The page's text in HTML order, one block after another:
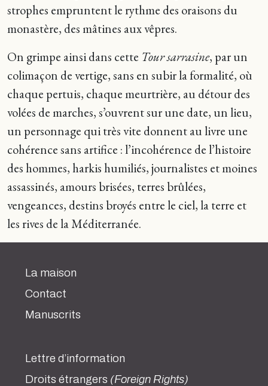
strophes empruntent le rythme des oraisons du
monastère, des mâtines aux vêpres.
On grimpe ainsi dans cette Tour sarrasine, par un
colimaçon de vertige, sans en subir la formalité, où
chaque pertuis, chaque meurtrière, au détour des
volées de marches, s’ouvrent sur une date, un lieu,
un personnage qui très vite donnent au livre une
cohérence sans artifice : l’incohérence de l’histoire
des hommes, harkis humiliés, journalistes et moines
assassinés, amours brisées, terres brûlées,
vengeances, destins broyés entre le ciel, la terre et
les rives de la Méditerranée.
La maison
Contact
Manuscrits
Lettre d’information
Droits étrangers (Foreign Rights)